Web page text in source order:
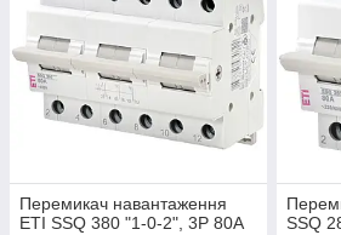
Перемикач навантаження
ETI SSQ 380 "1-0-2", 3P 80А
SSQ